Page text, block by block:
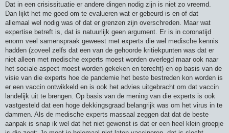
Dat in een crisissituatie er andere dingen nodig zijn is niet zo vreemd.
Dan lijkt het me goed om te evalueren wat er gebeurd is en of dat
allemaal wel nodig was of dat er grenzen zijn overschreden. Maar wat
expertise betreft is, dat is natuurlijk geen argument. Er is in coronatijd
enorm veel samenspraak geweest met experts die wel medische kennis
hadden (zoveel zelfs dat een van de gehoorde kritiekpunten was dat er
niet alleen met medische experts moest worden overlegd maar ook naar
het sociale aspect moest worden gekeken en terecht) en op basis van de
visie van die experts hoe de pandemie het beste bestreden kon worden is
er een vaccin ontwikkeld en is ook het advies uitgebracht om dat vaccin
landelijk uit te brengen. Op basis van de mening van die experts is ook
vastgesteld dat een hoge dekkingsgraad belangrijk was om het virus in te
dammen. Als de medische experts massaal zeggen dat dat de beste
aanpak is snap ik wel dat het niet gewenst is dat er een heel klein groepje